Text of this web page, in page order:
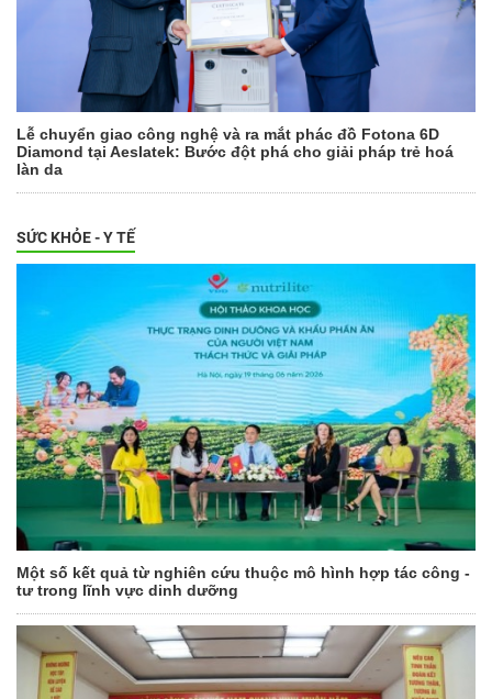
Lễ chuyển giao công nghệ và ra mắt phác đồ Fotona 6D
Diamond tại Aeslatek: Bước đột phá cho giải pháp trẻ hoá
làn da
SỨC KHỎE - Y TẾ
Một số kết quả từ nghiên cứu thuộc mô hình hợp tác công -
tư trong lĩnh vực dinh dưỡng